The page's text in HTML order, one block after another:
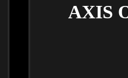
AXIS